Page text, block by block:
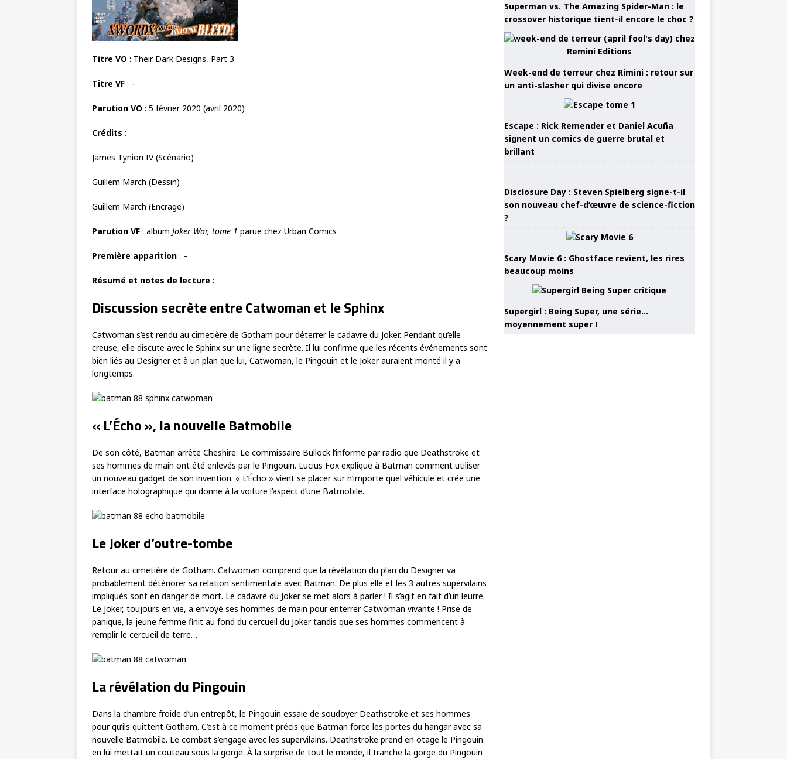
Titre VO : Their Dark Designs, Part 3
Titre VF : –
Parution VO : 5 février 2020 (avril 2020)
Crédits :
James Tynion IV (Scénario)
Guillem March (Dessin)
Guillem March (Encrage)
Parution VF : album Joker War, tome 1 parue chez Urban Comics
Première apparition : –
Résumé et notes de lecture :
Discussion secrète entre Catwoman et le Sphinx
Catwoman s’est rendu au cimetière de Gotham pour déterrer le cadavre du Joker. Pendant qu’elle
creuse, elle discute avec le Sphinx sur une ligne secrète. Il lui confirme que les récents événements sont
bien liés au Designer et à un plan que lui, Catwoman, le Pingouin et le Joker auraient monté il y a
longtemps.
« L’Écho », la nouvelle Batmobile
De son côté, Batman arrête Cheshire. Le commissaire Bullock l’informe par radio que Deathstroke et
ses hommes de main ont été enlevés par le Pingouin. Lucius Fox explique à Batman comment utiliser
un nouveau gadget de son invention. « L’Écho » vient se placer sur n’importe quel véhicule et crée une
interface holographique qui donne à la voiture l’aspect d’une Batmobile.
Le Joker d’outre-tombe
Retour au cimetière de Gotham. Catwoman comprend que la révélation du plan du Designer va
probablement détériorer sa relation sentimentale avec Batman. De plus elle et les 3 autres supervilains
impliqués sont en danger de mort. Le cadavre du Joker se met alors à parler ! Il s’agit en fait d’un leurre.
Le Joker, toujours en vie, a envoyé ses hommes de main pour enterrer Catwoman vivante ! Prise de
panique, la jeune femme finit au fond du cercueil du Joker tandis que ses hommes commencent à
remplir le cercueil de terre…
La révélation du Pingouin
Dans la chambre froide d’un entrepôt, le Pingouin essaie de soudoyer Deathstroke et ses hommes
pour qu’ils quittent Gotham. C’est à ce moment précis que Batman force les portes du hangar avec sa
nouvelle Batmobile. Le combat s’engage avec les supervilains. Deathstroke prend en otage le Pingouin
en lui mettait un couteau sous la gorge. À la surprise de tout le monde, il tranche la gorge du Pingouin
Superman vs. The Amazing Spider-Man : le
crossover historique tient-il encore le choc ?
Week-end de terreur chez Rimini : retour sur
un anti-slasher qui divise encore
Escape : Rick Remender et Daniel Acuña
signent un comics de guerre brutal et
brillant
Disclosure Day : Steven Spielberg signe-t-il
son nouveau chef-d’œuvre de science-fiction
?
Scary Movie 6 : Ghostface revient, les rires
beaucoup moins
Supergirl : Being Super, une série…
moyennement super !